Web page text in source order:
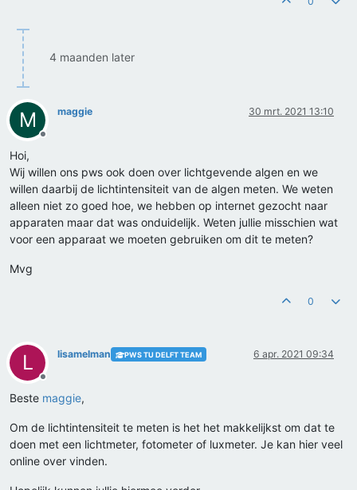
4 maanden later
M
Offline
maggie 30 mrt. 2021 13:10
Hoi,
Wij willen ons pws ook doen over lichtgevende algen en we
willen daarbij de lichtintensiteit van de algen meten. We weten
alleen niet zo goed hoe, we hebben op internet gezocht naar
apparaten maar dat was onduidelijk. Weten jullie misschien wat
voor een apparaat we moeten gebruiken om dit te meten?
Mvg
0
L
Offline
lisamelman PWS TU DELFT TEAM 6 apr. 2021 09:34
Beste maggie,
Om de lichtintensiteit te meten is het het makkelijkst om dat te
doen met een lichtmeter, fotometer of luxmeter. Je kan hier veel
online over vinden.